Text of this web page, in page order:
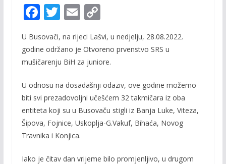
F
ac
e
b
o
k
T
itt
er
E
ai
l
C
o
p
y
Li
n
k
U Busovači, na rijeci Lašvi, u nedjelju, 28.08.2022.
godine održano je Otvoreno prvenstvo SRS u
mušičarenju BiH za juniore.
U odnosu na dosadašnji odaziv, ove godine možemo
biti svi prezadovoljni učešćem 32 takmičara iz oba
entiteta koji su u Busovaču stigli iz Banja Luke, Viteza,
Šipova, Fojnice, Uskoplja-G.Vakuf, Bihaća, Novog
Travnika i Konjica.
Iako je čitav dan vrijeme bilo promjenljivo, u drugom